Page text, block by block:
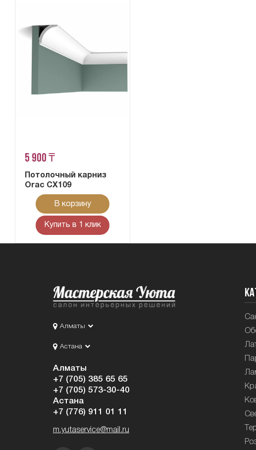
5 900 ₸
Потолочный карниз
Orac CX109
В корзину
Купить в 1 клик
Алматы
Астана
Алматы
+7 (705) 385 65 65
+7 (705) 573-30-40
Астана
+7 (776) 911 01 11
m.yutaservice@mail.ru